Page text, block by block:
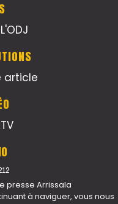
article
presse Arrissala
à naviguer, vous nous